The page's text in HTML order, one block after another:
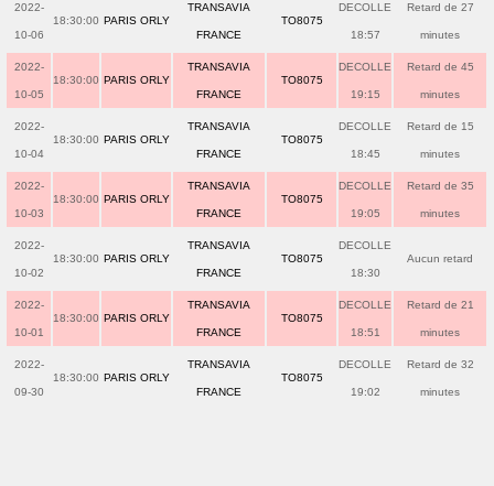
2022-
10-06
18:30:00 PARIS ORLY
TRANSAVIA
FRANCE
TO8075
DECOLLE
18:57
Retard de 27
minutes
2022-
10-05
18:30:00 PARIS ORLY
TRANSAVIA
FRANCE
TO8075
DECOLLE
19:15
Retard de 45
minutes
2022-
10-04
18:30:00 PARIS ORLY
TRANSAVIA
FRANCE
TO8075
DECOLLE
18:45
Retard de 15
minutes
2022-
10-03
18:30:00 PARIS ORLY
TRANSAVIA
FRANCE
TO8075
DECOLLE
19:05
Retard de 35
minutes
2022-
10-02
18:30:00 PARIS ORLY
TRANSAVIA
FRANCE
TO8075
DECOLLE
18:30
Aucun retard
2022-
10-01
18:30:00 PARIS ORLY
TRANSAVIA
FRANCE
TO8075
DECOLLE
18:51
Retard de 21
minutes
2022-
09-30
18:30:00 PARIS ORLY
TRANSAVIA
FRANCE
TO8075
DECOLLE
19:02
Retard de 32
minutes